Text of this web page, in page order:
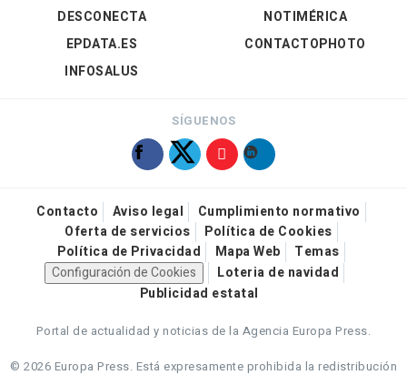
DESCONECTA
EPDATA.ES
INFOSALUS
NOTIMÉRICA
CONTACTOPHOTO
SÍGUENOS
Contacto Aviso legal
Cumplimiento normativo
Oferta de servicios
Política de Cookies
Política de Privacidad
Mapa Web
Temas
Configuración de Cookies
Loteria de navidad
Publicidad estatal
Portal de actualidad y noticias de la Agencia Europa Press.
© 2026 Europa Press. Está expresamente prohibida la redistribución